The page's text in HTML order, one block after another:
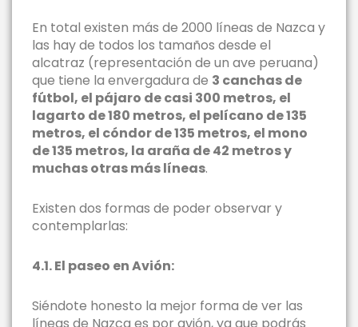
En total existen más de 2000 líneas de Nazca y
las hay de todos los tamaños desde el
alcatraz (representación de un ave peruana)
que tiene la envergadura de 3 canchas de
fútbol, el pájaro de casi 300 metros, el
lagarto de 180 metros, el pelícano de 135
metros, el cóndor de 135 metros, el mono
de 135 metros, la araña de 42 metros y
muchas otras más líneas.
Existen dos formas de poder observar y
contemplarlas:
4.1. El paseo en Avión:
Siéndote honesto la mejor forma de ver las
líneas de Nazca es por avión, ya que podrás